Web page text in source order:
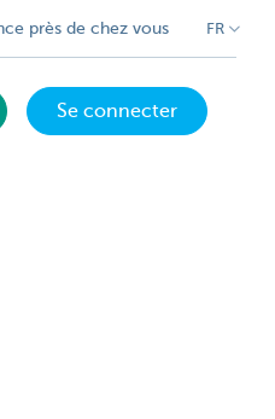
près de chez vous FR
Se connecter